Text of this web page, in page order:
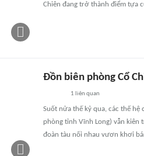
Chiên đang trở thành điểm tựa
Đồn biên phòng Cổ
1 liên quan
Suốt nửa thế kỷ qua, các thế hệ
phòng tỉnh Vĩnh Long) vẫn kiên
đoàn tàu nối nhau vươn khơi